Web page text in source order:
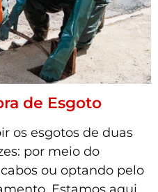
de Esgoto
os esgotos de duas
por meio do
ou optando pelo